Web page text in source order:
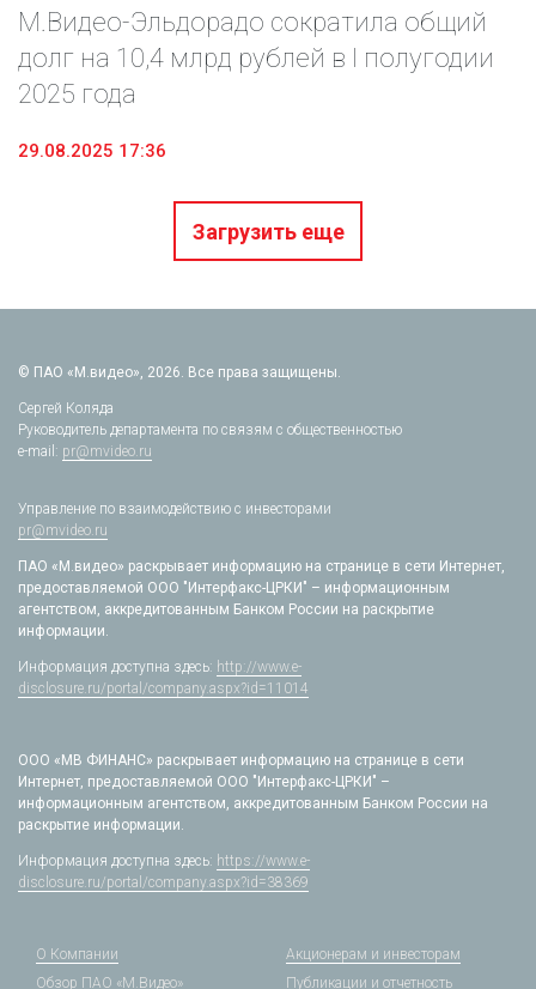
М.Видео-Эльдорадо сократила общий
долг на 10,4 млрд рублей в I полугодии
2025 года
29.08.2025 17:36
Загрузить еще
© ПАО «М.видео», 2026. Все права защищены.
Сергей Коляда
Руководитель департамента по связям с общественностью
e-mail: pr@mvideo.ru
Управление по взаимодействию с инвесторами
pr@mvideo.ru
ПАО «М.видео» раскрывает информацию на странице в сети Интернет,
предоставляемой ООО "Интерфакс-ЦРКИ" – информационным
агентством, аккредитованным Банком России на раскрытие
информации.
Информация доступна здесь: http://www.e-
disclosure.ru/portal/company.aspx?id=11014
ООО «МВ ФИНАНС» раскрывает информацию на странице в сети
Интернет, предоставляемой ООО "Интерфакс-ЦРКИ" –
информационным агентством, аккредитованным Банком России на
раскрытие информации.
Информация доступна здесь: https://www.e-
disclosure.ru/portal/company.aspx?id=38369
О Компании
Обзор ПАО «М.Видео»
Акционерам и инвесторам
Публикации и отчетность